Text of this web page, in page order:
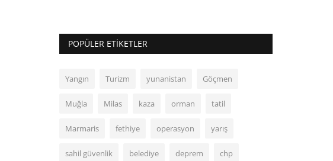
POPÜLER ETIKETLER
Yangın Turizm yunanistan Göçmen
Muğla Milas kaza orman tatil
Marmaris fethiye operasyon yarış
sahil güvenlik belediye deprem chp